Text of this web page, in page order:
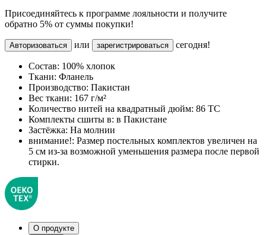
Присоединяйтесь к программе лояльности и получите
обратно 5% от суммы покупки!
Авторизоваться или зарегистрироваться сегодня!
Состав: 100% хлопок
Ткани: Фланель
Производство: Пакистан
Вес ткани: 167 г/м²
Количество нитей на квадратный дюйм: 86 TC
Комплекты сшиты в: в Пакистане
Застёжка: На молнии
внимание!: Размер постельных комплектов увеличен на
5 см из-за возможной уменьшения размера после первой
стирки.
О продукте